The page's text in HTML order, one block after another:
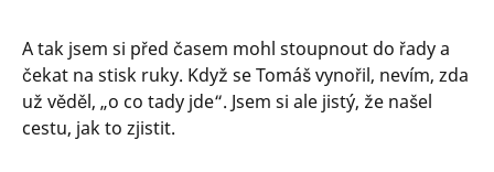
A tak jsem si před časem mohl stoupnout do řady a
čekat na stisk ruky. Když se Tomáš vynořil, nevím, zda
už věděl, „o co tady jde“. Jsem si ale jistý, že našel
cestu, jak to zjistit.